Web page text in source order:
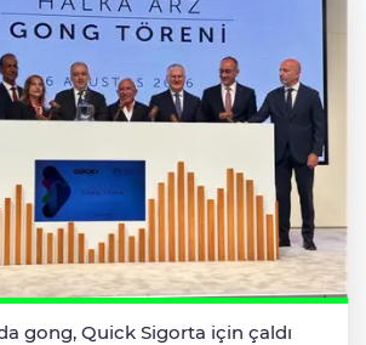
gong, Quick Sigorta için çaldı